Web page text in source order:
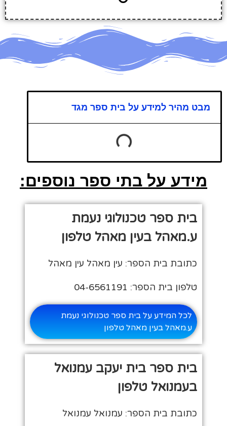
מבט מהיר למידע על בית ספר מגד
מידע על בתי ספר נוספים:
בית ספר טכנולוגי נעמת
ע.מאהל בעין מאהל טלפון
כתובת בית הספר: עין מאהל עין מאהל
טלפון בית הספר: 04-6561191
לכל המידע על בית ספר טכנולוגי נעמת
ע.מאהל בעין מאהל טלפון
בית ספר בית יעקב עמנואל
בעמנואל טלפון
כתובת בית הספר: עמנואל עמנואל